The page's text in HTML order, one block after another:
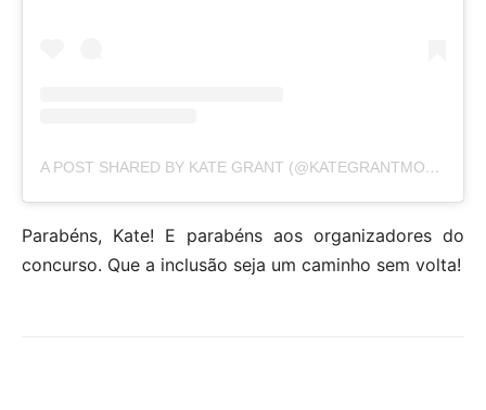
A POST SHARED BY KATE GRANT (@KATEGRANTMODEL)
Parabéns, Kate! E parabéns aos organizadores do
concurso. Que a inclusão seja um caminho sem volta!